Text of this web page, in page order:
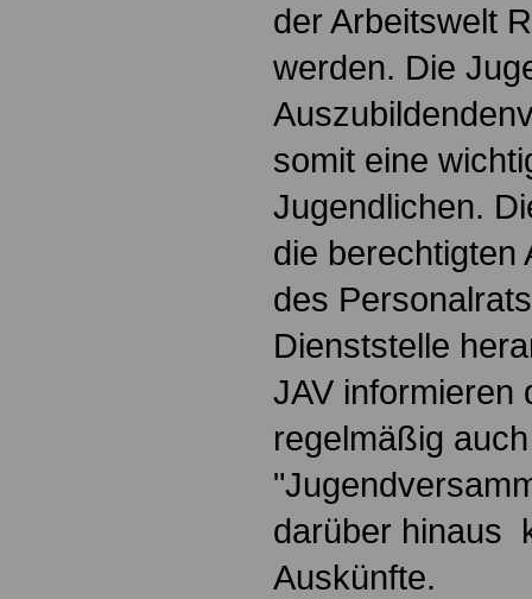
der Arbeitswelt
werden. Die
somit eine
Jugendlichen.
die berechtigten
des
Dienststelle
JAV informieren
regelmäßig
darüber hinaus
Auskünfte.